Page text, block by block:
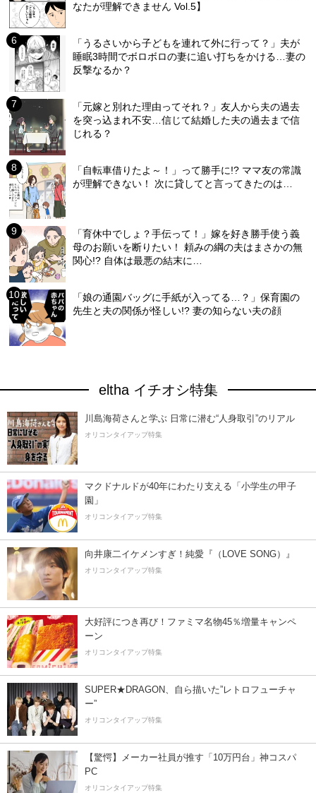
なたが理解できません Vol.5】
「うるさいから子どもを連れて外に行って？」夫が
睡眠3時間でボロボロの妻に追い打ちをかける…妻の
反撃なるか？
「元嫁と別れた理由ってそれ？」友人から夫の過去
を突っ込まれ不安…信じて結婚した夫の過去まで信
じれる？
「自転車借りたよ～！」って勝手に!? ママ友の常識
が理解できない！ 次に貸してと言ってきたのは…
「育休中でしょ？手伝って！」嫁を好き勝手使う義
母のお願いを断りたい！ 頼みの綱の夫はまさかの無
関心!? 自体は最悪の結末に…
「娘の通園バッグに手紙が入ってる…？」保育園の
先生と夫の関係が怪しい!? 妻の知らない夫の顔
eltha イチオシ特集
川島海荷さんと学ぶ 日常に潜む“人身取引”のリアル
オリコンタイアップ特集
マクドナルドが40年にわたり支える「小学生の甲子
園」
オリコンタイアップ特集
向井康二イケメンすぎ！純愛『（LOVE SONG）』
オリコンタイアップ特集
大好評につき再び！ファミマ名物45％増量キャンペ
ーン
オリコンタイアップ特集
SUPER★DRAGON、自ら描いた”レトロフューチャ
ー”
オリコンタイアップ特集
【驚愕】メーカー社員が推す「10万円台」神コスパ
PC
オリコンタイアップ特集